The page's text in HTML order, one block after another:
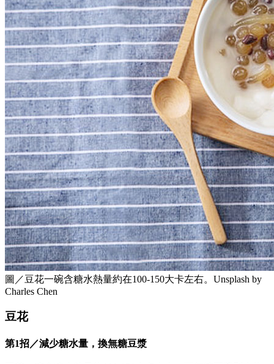
圖／豆花一碗含糖水熱量約在100-150大卡左右。Unsplash by
Charles Chen
豆花
第1招／減少糖水量，換無糖豆漿